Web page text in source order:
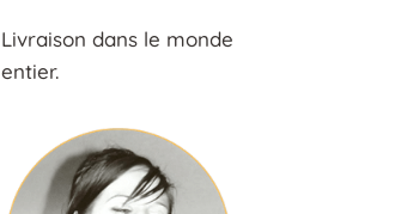
Livraison dans le monde
entier.